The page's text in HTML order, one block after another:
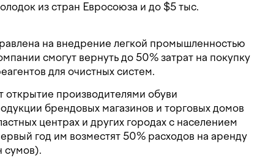
из стран Евросоюза и до $5 тыс.
на внедрение легкой промышленностью
смогут вернуть до 50% затрат на покупку
для очистных систем.
открытие производителями обуви
брендовых магазинов и торговых домов
центрах и других городах с населением
год им возместят 50% расходов на аренду
сумов).